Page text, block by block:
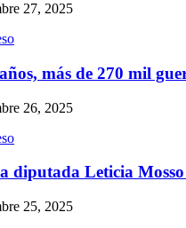
27, 2025
más de 270 mil
26, 2025
diputada Leticia
25, 2025